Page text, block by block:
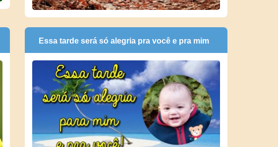
Essa tarde será só alegria pra você e pra mim